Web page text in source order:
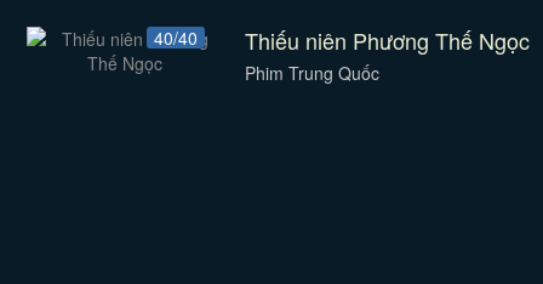
40/40 Thiếu niên Phương Thế Ngọc
Phim Trung Quốc